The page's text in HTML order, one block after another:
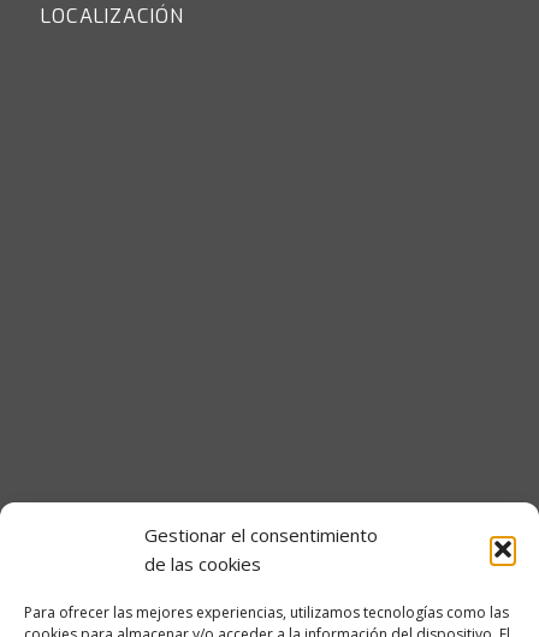
Gestionar el consentimiento
de las cookies
Para ofrecer las mejores experiencias, utilizamos tecnologías como las
LOCALIZACIÓN
Transparencia